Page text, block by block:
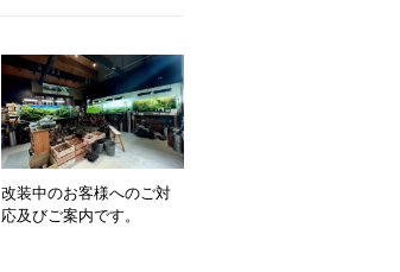
改装中のお客様へのご対
応及びご案内です。